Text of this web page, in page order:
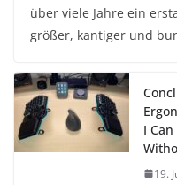
über viele Jahre ein
größer, kantiger und
I
19.